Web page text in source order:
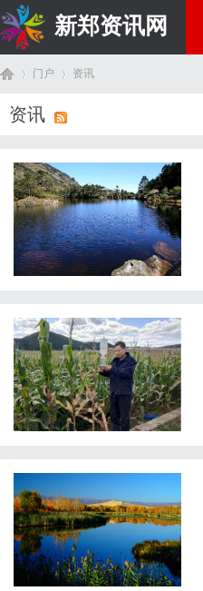
新郑资讯网
门户 资讯
资讯